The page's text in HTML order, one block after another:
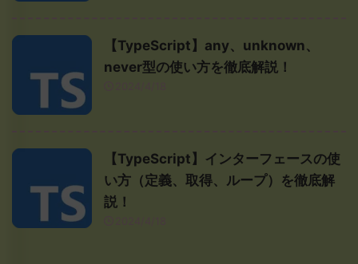
【TypeScript】any、unknown、
never型の使い方を徹底解説！
【TypeScript】インターフェースの使
い方（定義、取得、ループ）を徹底解
説！